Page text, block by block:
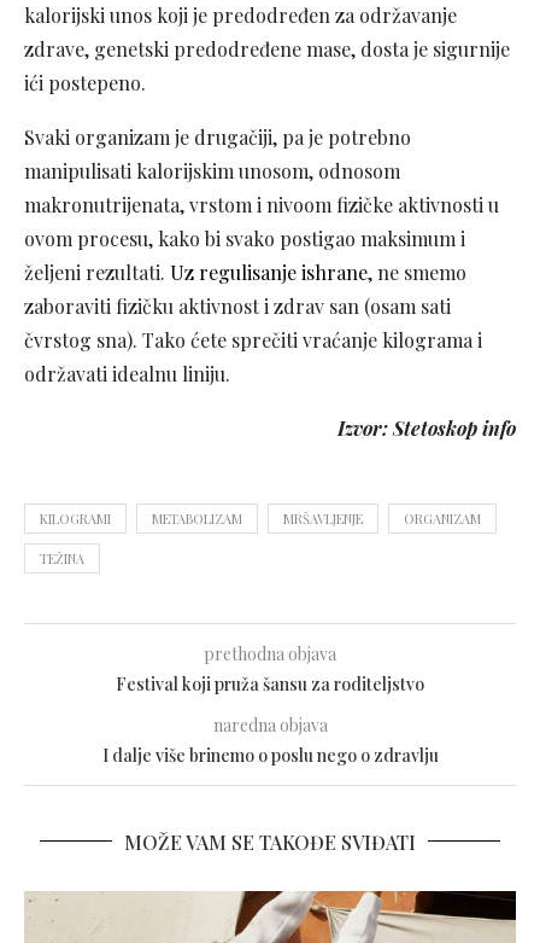
kalorijski unos koji je predodređen za održavanje
zdrave, genetski predodređene mase, dosta je sigurnije
ići postepeno.
Svaki organizam je drugačiji, pa je potrebno
manipulisati kalorijskim unosom, odnosom
makronutrijenata, vrstom i nivoom fizičke aktivnosti u
ovom procesu, kako bi svako postigao maksimum i
željeni rezultati. Uz regulisanje ishrane, ne smemo
zaboraviti fizičku aktivnost i zdrav san (osam sati
čvrstog sna). Tako ćete sprečiti vraćanje kilograma i
održavati idealnu liniju.
Izvor: Stetoskop info
KILOGRAMI METABOLIZAM MRŠAVLJENJE ORGANIZAM
TEŽINA
prethodna objava
Festival koji pruža šansu za roditeljstvo
naredna objava
I dalje više brinemo o poslu nego o zdravlju
MOŽE VAM SE TAKOĐE SVIĐATI